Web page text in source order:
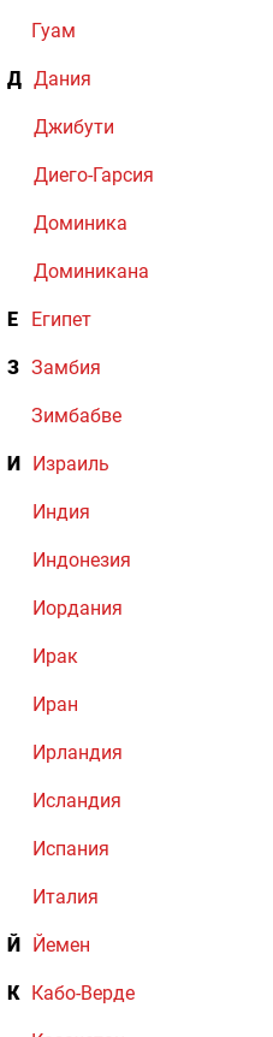
Гуам
Д Дания
Джибути
Диего-Гарсия
Доминика
Доминикана
Е Египет
З Замбия
Зимбабве
И Израиль
Индия
Индонезия
Иордания
Ирак
Иран
Ирландия
Исландия
Испания
Италия
Й Йемен
К Кабо-Верде